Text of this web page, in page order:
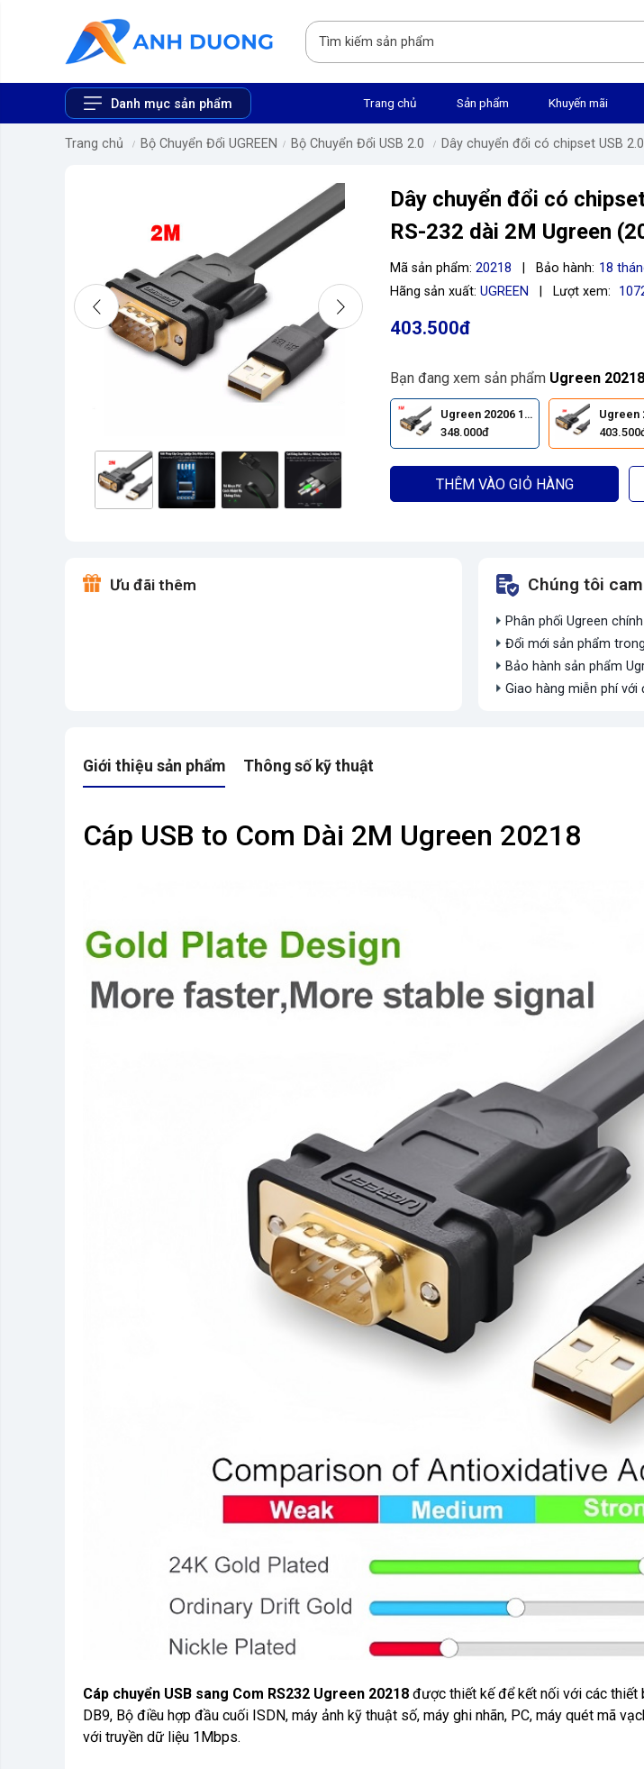
Danh mục sản phẩm Trang chủ Sản phẩm Khuyến mãi
Trang chủ Bộ Chuyển Đổi UGREEN Bộ Chuyển Đổi USB 2.0 Dây chuyển đổi có chipset USB
Dây chuyển đổi có
RS-232 dài 2M Ugreen
Mã sản phẩm: 20218 Bảo hành: 18
Hãng sản xuất: UGREEN Lượt xem:
403.500đ
Bạn đang xem sản phẩm Ugreen
Ugreen 20206 1M
348.000đ
THÊM VÀO GIỎ HÀNG
Ưu đãi thêm Chúng tôi
Phân phối Ugreen
Đổi mới sản phẩm
Bảo hành sản phẩm
Giao hàng miễn phí
Giới thiệu sản phẩm Thông số kỹ thuật
Cáp USB to Com Dài 2M Ugreen 20218
Cáp chuyển USB sang Com RS232 Ugreen 20218 được thiết kế để kết nối với các
DB9, Bộ điều hợp đầu cuối ISDN, máy ảnh kỹ thuật số, máy ghi nhãn, PC, máy quét mã
với truyền dữ liệu 1Mbps.